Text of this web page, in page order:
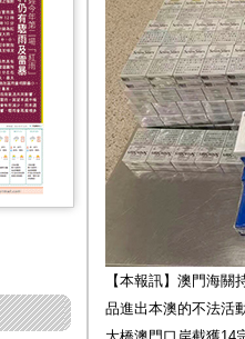
【本報訊】澳門海
品進出本澳的不法活